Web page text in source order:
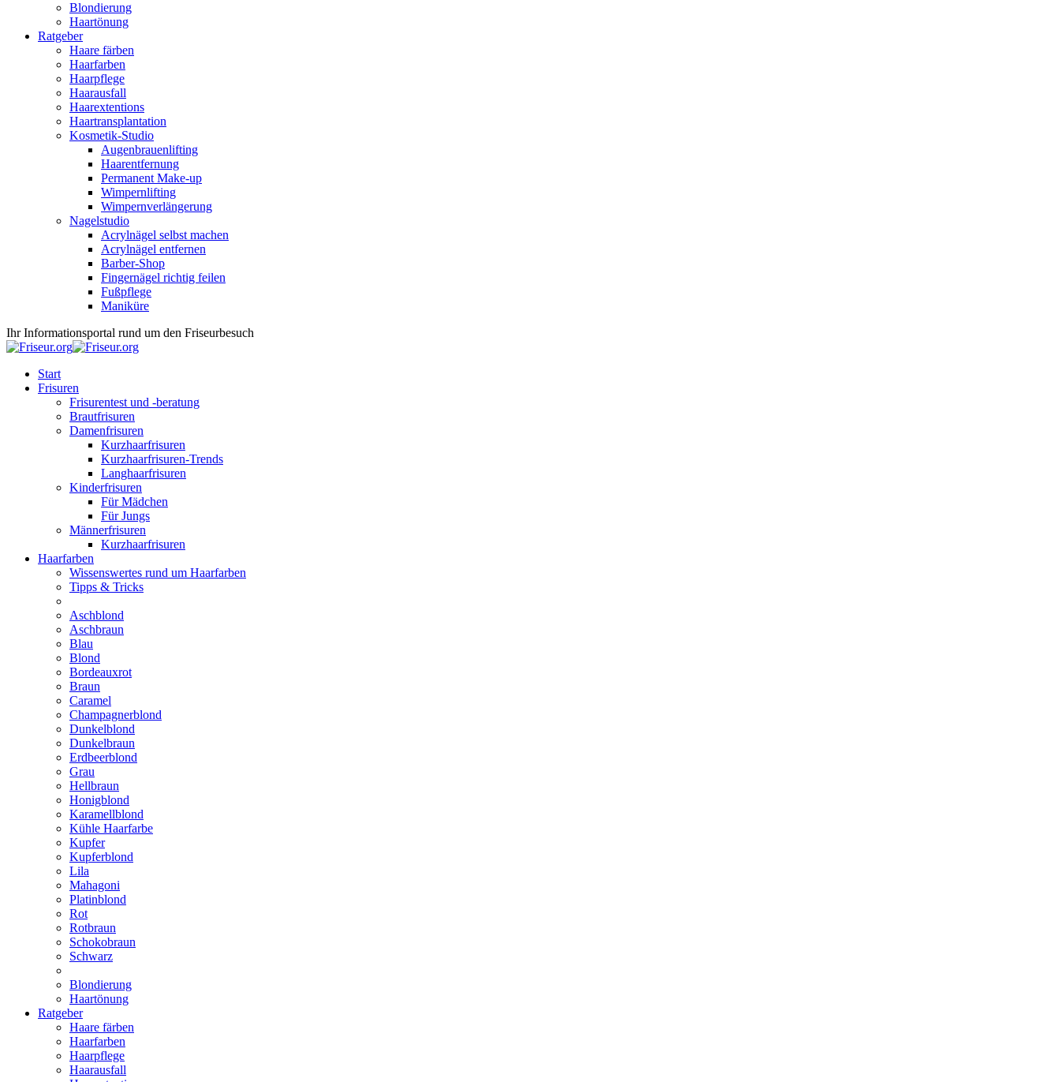
Blondierung
Haartönung
Ratgeber
Haare färben
Haarfarben
Haarpflege
Haarausfall
Haarextentions
Haartransplantation
Kosmetik-Studio
Augenbrauenlifting
Haarentfernung
Permanent Make-up
Wimpernlifting
Wimpernverlängerung
Nagelstudio
Acrylnägel selbst machen
Acrylnägel entfernen
Barber-Shop
Fingernägel richtig feilen
Fußpflege
Maniküre
Ihr Informationsportal rund um den Friseurbesuch
Start
Frisuren
Frisurentest und -beratung
Brautfrisuren
Damenfrisuren
Kurzhaarfrisuren
Kurzhaarfrisuren-Trends
Langhaarfrisuren
Kinderfrisuren
Für Mädchen
Für Jungs
Männerfrisuren
Kurzhaarfrisuren
Haarfarben
Wissenswertes rund um Haarfarben
Tipps & Tricks
Aschblond
Aschbraun
Blau
Blond
Bordeauxrot
Braun
Caramel
Champagnerblond
Dunkelblond
Dunkelbraun
Erdbeerblond
Grau
Hellbraun
Honigblond
Karamellblond
Kühle Haarfarbe
Kupfer
Kupferblond
Lila
Mahagoni
Platinblond
Rot
Rotbraun
Schokobraun
Schwarz
Blondierung
Haartönung
Ratgeber
Haare färben
Haarfarben
Haarpflege
Haarausfall